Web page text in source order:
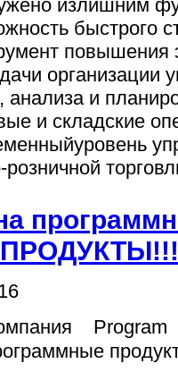
излишним
быстрого
повышения
организации
анализа и
и складские
ПРОДУКТЫ!!!